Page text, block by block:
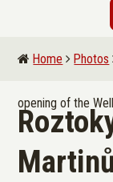
Home Photos
opening of the